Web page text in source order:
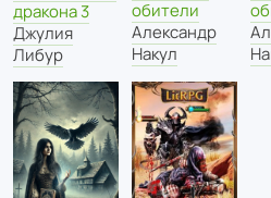
дракона 3
Джулия
Либур
обители
Александр
Накул